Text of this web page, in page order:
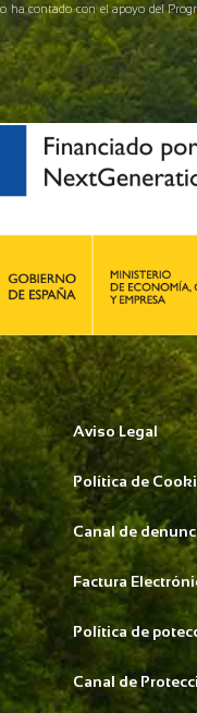
ha contado con el apoyo del
Aviso Legal
Política de
Canal de
Factura
Política de
Canal de